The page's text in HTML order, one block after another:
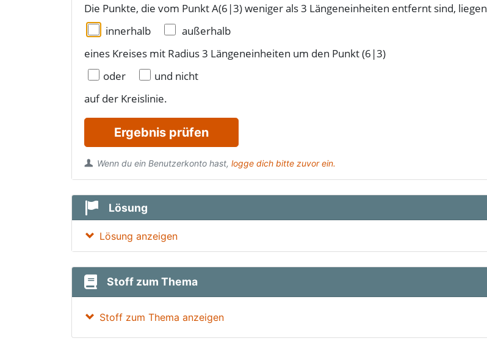
Die Punkte, die vom Punkt A(6|3) weniger als 3 Längeneinheiten entfernt sind, liegen
innerhalb
außerhalb
eines Kreises mit Radius 3 Längeneinheiten um den Punkt (6|3)
oder
und nicht
auf der Kreislinie.
Ergebnis prüfen
Wenn du ein Benutzerkonto hast, logge dich bitte zuvor ein.
Lösung
Lösung anzeigen
Stoff zum Thema
Stoff zum Thema anzeigen